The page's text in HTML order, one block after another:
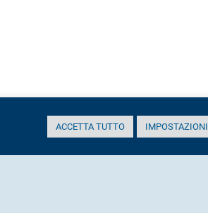
ACCETTA TUTTO IMPOSTAZIONI